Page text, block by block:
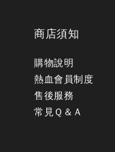
商店須知
購物說明
熱血會員制度
售後服務
常見Ｑ＆Ａ